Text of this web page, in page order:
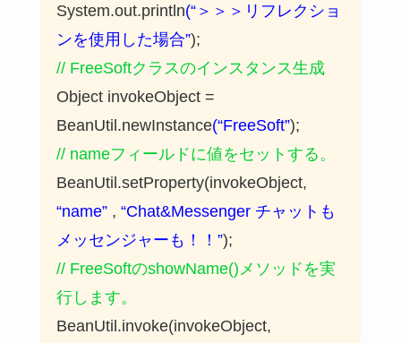
System.out.println(“＞＞＞リフレクショ
ンを使用した場合”);
// FreeSoftクラスのインスタンス生成
Object invokeObject =
BeanUtil.newInstance(“FreeSoft”);
// nameフィールドに値をセットする。
BeanUtil.setProperty(invokeObject,
“name”, “Chat&Messenger チャットも
メッセンジャーも！！”);
// FreeSoftのshowName()メソッドを実
行します。
BeanUtil.invoke(invokeObject,